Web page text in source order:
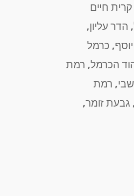
חיים
עליון,
כרמל
הכרמל, רמת
רמת
גבעת זומר,